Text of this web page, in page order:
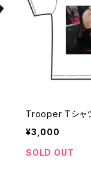
Trooper Tシャ
¥3,000
SOLD OUT